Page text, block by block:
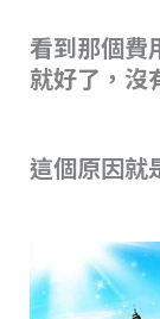
看到那個費
就好了，沒
這個原因就